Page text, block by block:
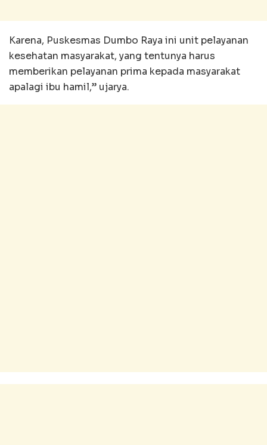
Karena, Puskesmas Dumbo Raya ini unit pelayanan
kesehatan masyarakat, yang tentunya harus
memberikan pelayanan prima kepada masyarakat
apalagi ibu hamil,” ujarya.